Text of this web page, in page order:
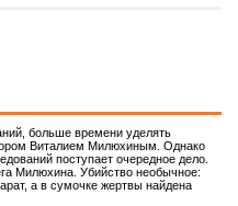
больше времени уделять
Виталием Милюхиным. Однако
поступает очередное дело.
Милюхина. Убийство необычное:
а в сумочке жертвы найдена